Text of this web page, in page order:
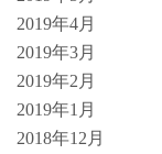
2019年4月
2019年3月
2019年2月
2019年1月
2018年12月